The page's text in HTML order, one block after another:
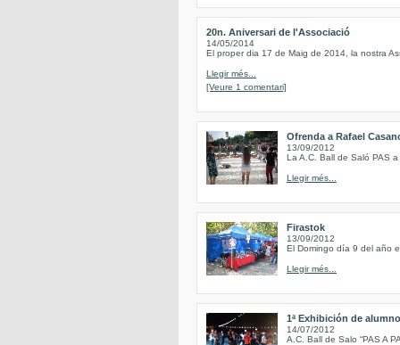
20n. Aniversari de l'Associació
14/05/2014
El proper dia 17 de Maig de 2014, la nostra
Llegir més...
[Veure 1 comentari]
Ofrenda a Rafael
13/09/2012
La A.C. Ball de Saló PAS
Llegir més...
Firastok
13/09/2012
El Domingo día 9 del año
Llegir més...
1ª Exhibición de
14/07/2012
A.C. Ball de Salo “PAS A